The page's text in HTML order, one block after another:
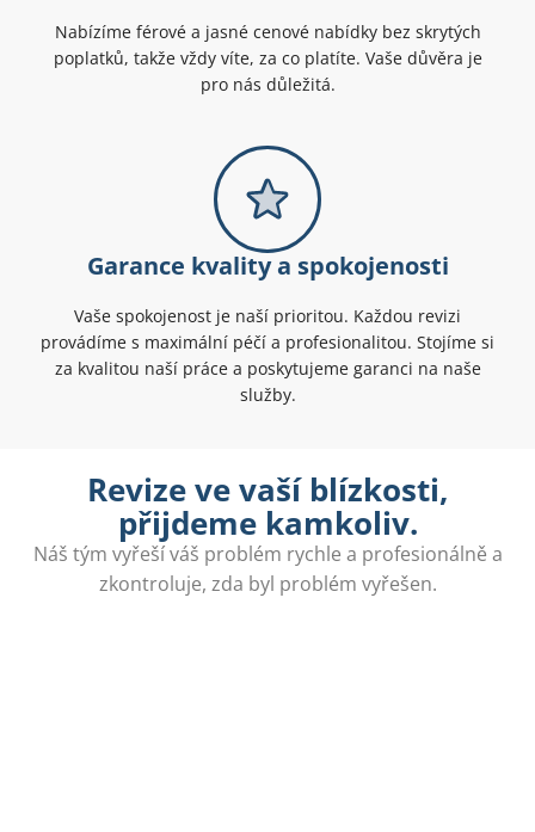
Nabízíme férové a jasné cenové nabídky bez skrytých
poplatků, takže vždy víte, za co platíte. Vaše důvěra je
pro nás důležitá.
Garance kvality a spokojenosti
Vaše spokojenost je naší prioritou. Každou revizi
provádíme s maximální péčí a profesionalitou. Stojíme si
za kvalitou naší práce a poskytujeme garanci na naše
služby.
Revize ve vaší blízkosti,
přijdeme kamkoliv.
Náš tým vyřeší váš problém rychle a profesionálně a
zkontroluje, zda byl problém vyřešen.